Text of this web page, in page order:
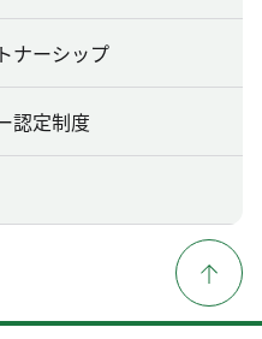
ナーシップ
認定制度